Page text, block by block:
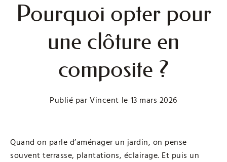
Pourquoi opter pour
une clôture en
composite ?
Publié par Vincent le 13 mars 2026
Quand on parle d’aménager un jardin, on pense
souvent terrasse, plantations, éclairage. Et puis un